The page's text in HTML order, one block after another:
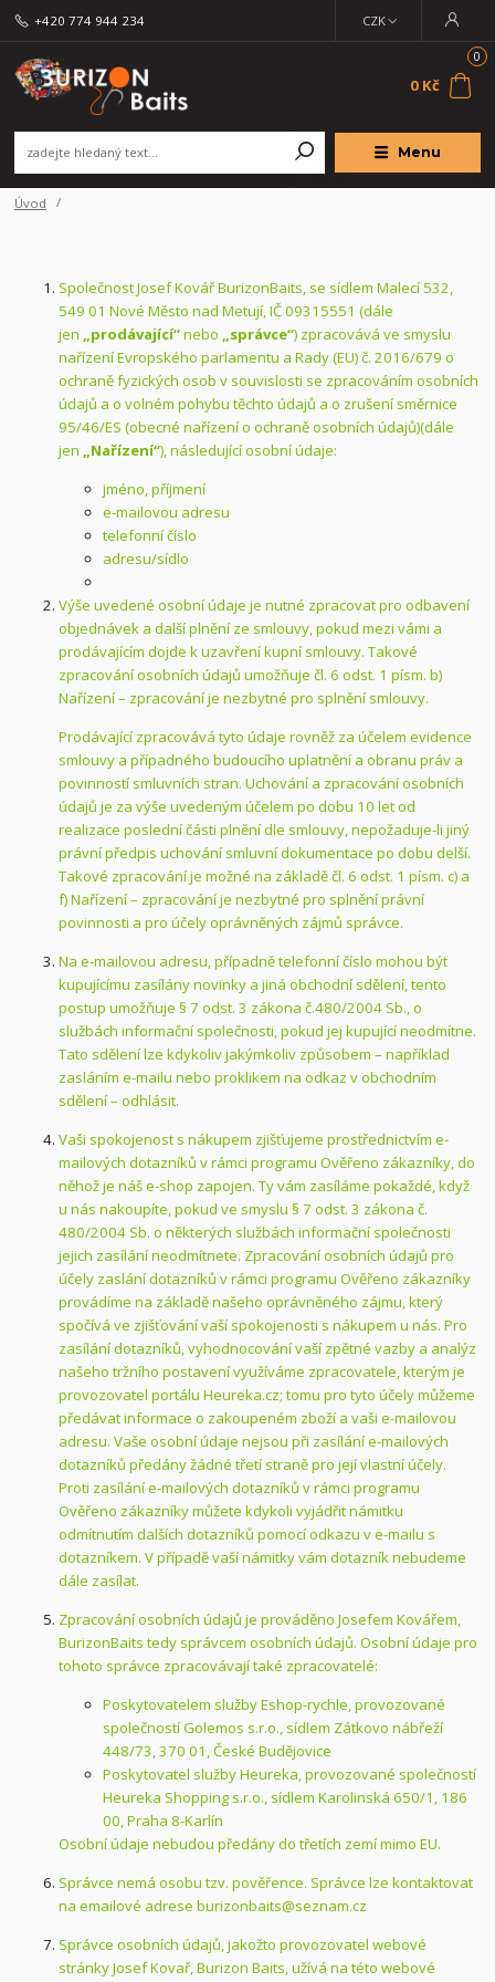
Menu
CZK
+420 774 944 234
0
0 Kč
Úvod
Společnost Josef Kovář BurizonBaits, se sídlem Malecí 532,
549 01 Nové Město nad Metují, IČ 09315551 (dále
jen „prodávající“nebo „správce“) zpracovává ve smyslu
nařízení Evropského parlamentu a Rady (EU) č. 2016/679 o
ochraně fyzických osob v souvislosti se zpracováním osobních
údajů a o volném pohybu těchto údajů a o zrušení směrnice
95/46/ES (obecné nařízení o ochraně osobních údajů)(dále
jen „Nařízení“), následující osobní údaje:
jméno, příjmení
e-mailovou adresu
telefonní číslo
adresu/sídlo
Výše uvedené osobní údaje je nutné zpracovat pro odbavení
objednávek a další plnění ze smlouvy, pokud mezi vámi a
prodávajícím dojde k uzavření kupní smlouvy. Takové
zpracování osobních údajů umožňuje čl. 6 odst. 1 písm. b)
Nařízení – zpracování je nezbytné pro splnění smlouvy.
Prodávající zpracovává tyto údaje rovněž za účelem evidence
smlouvy a případného budoucího uplatnění a obranu práv a
povinností smluvních stran. Uchování a zpracování osobních
údajů je za výše uvedeným účelem po dobu 10 let od
realizace poslední části plnění dle smlouvy, nepožaduje-li jiný
právní předpis uchování smluvní dokumentace po dobu delší.
Takové zpracování je možné na základě čl. 6 odst. 1 písm. c) a
f) Nařízení – zpracování je nezbytné pro splnění právní
povinnosti a pro účely oprávněných zájmů správce.
Na e-mailovou adresu, případně telefonní číslo mohou být
kupujícímu zasílány novinky a jiná obchodní sdělení, tento
postup umožňuje § 7 odst. 3 zákona č.480/2004 Sb., o
službách informační společnosti, pokud jej kupující neodmítne.
Tato sdělení lze kdykoliv jakýmkoliv způsobem – například
zasláním e-mailu nebo proklikem na odkaz v obchodním
sdělení – odhlásit.
Vaši spokojenost s nákupem zjišťujeme prostřednictvím e-
mailových dotazníků v rámci programu Ověřeno zákazníky, do
něhož je náš e-shop zapojen. Ty vám zasíláme pokaždé, když
u nás nakoupíte, pokud ve smyslu § 7 odst. 3 zákona č.
480/2004 Sb. o některých službách informační společnosti
jejich zasílání neodmítnete. Zpracování osobních údajů pro
účely zaslání dotazníků v rámci programu Ověřeno zákazníky
provádíme na základě našeho oprávněného zájmu, který
spočívá ve zjišťování vaší spokojenosti s nákupem u nás. Pro
zasílání dotazníků, vyhodnocování vaší zpětné vazby a analýz
našeho tržního postavení využíváme zpracovatele, kterým je
provozovatel portálu Heureka.cz; tomu pro tyto účely můžeme
předávat informace o zakoupeném zboží a vaši e-mailovou
adresu. Vaše osobní údaje nejsou při zasílání e-mailových
dotazníků předány žádné třetí straně pro její vlastní účely.
Proti zasílání e-mailových dotazníků v rámci programu
Ověřeno zákazníky můžete kdykoli vyjádřit námitku
odmítnutím dalších dotazníků pomocí odkazu v e-mailu s
dotazníkem. V případě vaší námitky vám dotazník nebudeme
dále zasílat.
Zpracování osobních údajů je prováděno Josefem Kovářem,
BurizonBaits tedy správcem osobních údajů. Osobní údaje pro
tohoto správce zpracovávají také zpracovatelé:
Poskytovatelem služby Eshop-rychle, provozované
společností Golemos s.r.o., sídlem Zátkovo nábřeží
448/73, 370 01, České Budějovice
Poskytovatel služby Heureka, provozované společností
Heureka Shopping s.r.o., sídlem Karolinská 650/1, 186
00, Praha 8-Karlín
Osobní údaje nebudou předány do třetích zemí mimo EU.
Správce nemá osobu tzv. pověřence. Správce lze kontaktovat
na emailové adrese burizonbaits@seznam.cz
Správce osobních údajů, jakožto provozovatel webové
stránky Josef Kovař, Burizon Baits, užívá na této webové